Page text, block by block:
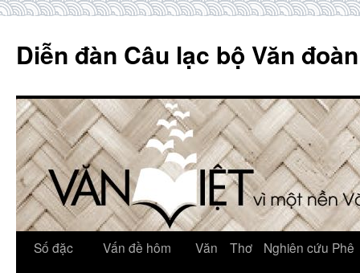
content
Diễn đàn Câu lạc bộ Văn
Số đặc
Vấn đề hôm
Văn Thơ
Nghiên cứu Phê